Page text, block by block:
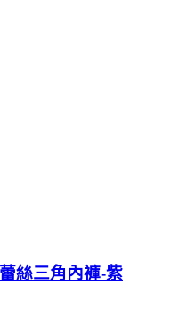
絲三角內褲-紫